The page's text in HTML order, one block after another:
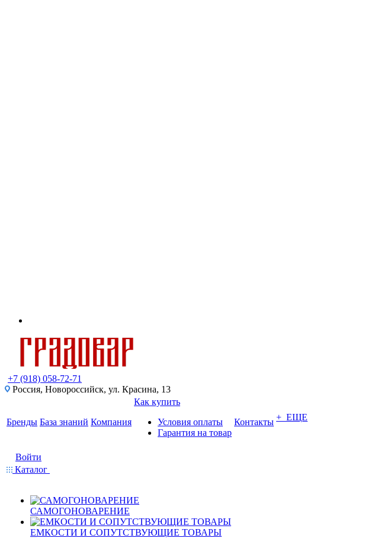
+7 (918) 058-72-71
Россия, Новороссийск, ул. Красина, 13
Бренды База знаний Компания
Как купить
Условия оплаты
Гарантия на товар
Контакты + ЕЩЕ
Войти
Каталог
САМОГОНОВАРЕНИЕ
ЕМКОСТИ И СОПУТСТВУЮЩИЕ ТОВАРЫ